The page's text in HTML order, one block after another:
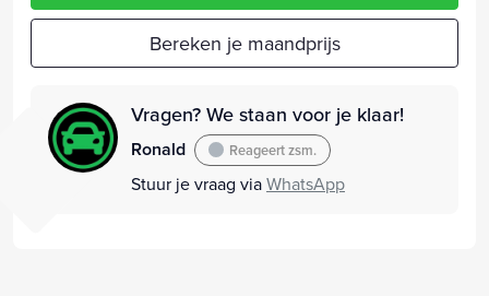
Bereken je maandprijs
Vragen? We staan voor je klaar!
Ronald Reageert zsm.
Stuur je vraag viaWhatsApp